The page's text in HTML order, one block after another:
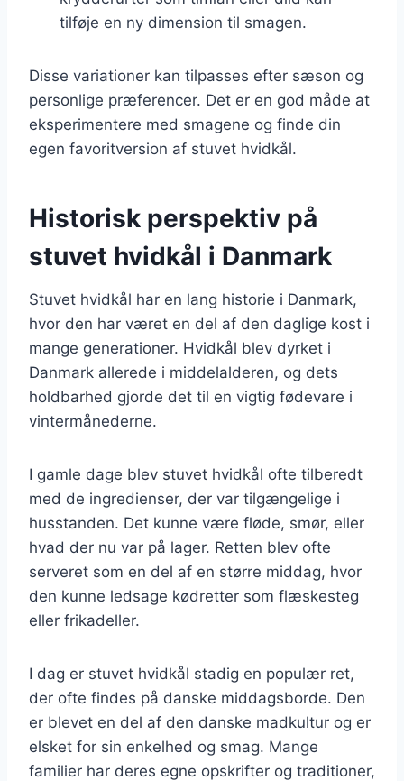
tilføje en ny dimension til smagen.
Disse variationer kan tilpasses efter sæson og
personlige præferencer. Det er en god måde at
eksperimentere med smagene og finde din
egen favoritversion af stuvet hvidkål.
Historisk perspektiv på
stuvet hvidkål i Danmark
Stuvet hvidkål har en lang historie i Danmark,
hvor den har været en del af den daglige kost i
mange generationer. Hvidkål blev dyrket i
Danmark allerede i middelalderen, og dets
holdbarhed gjorde det til en vigtig fødevare i
vintermånederne.
I gamle dage blev stuvet hvidkål ofte tilberedt
med de ingredienser, der var tilgængelige i
husstanden. Det kunne være fløde, smør, eller
hvad der nu var på lager. Retten blev ofte
serveret som en del af en større middag, hvor
den kunne ledsage kødretter som flæskesteg
eller frikadeller.
I dag er stuvet hvidkål stadig en populær ret,
der ofte findes på danske middagsborde. Den
er blevet en del af den danske madkultur og er
elsket for sin enkelhed og smag. Mange
familier har deres egne opskrifter og traditioner,